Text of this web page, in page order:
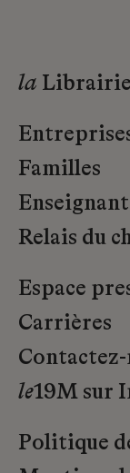
la
Familles
Relais du
Espace
Carrières
Contactez-
le19M sur
Politique